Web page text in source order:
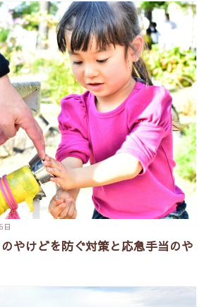
日
やけどを防ぐ対策と応急手当のや